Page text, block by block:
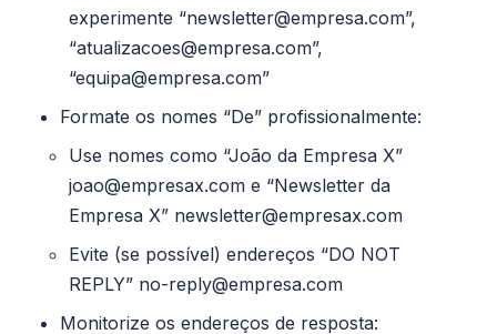
experimente “newsletter@empresa.com”,
“atualizacoes@empresa.com”,
“equipa@empresa.com”
Formate os nomes “De” profissionalmente:
Use nomes como “João da Empresa X”
joao@empresax.com e “Newsletter da
Empresa X” newsletter@empresax.com
Evite (se possível) endereços “DO NOT
REPLY” no-reply@empresa.com
Monitorize os endereços de resposta: